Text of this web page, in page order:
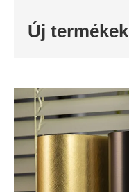
Új termékek